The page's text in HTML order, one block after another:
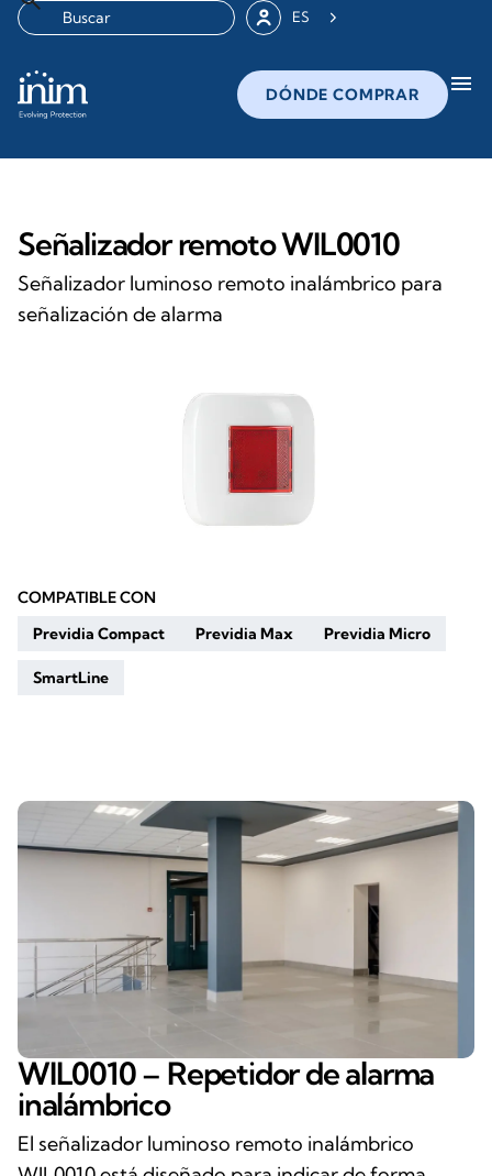
ES
DÓNDE COMPRAR menu
Señalizador remoto WIL0010
Señalizador luminoso remoto inalámbrico para
señalización de alarma
COMPATIBLE CON
Previdia Compact
Previdia Max Previdia Micro
SmartLine
WIL0010 – Repetidor de alarma
inalámbrico
El señalizador luminoso remoto inalámbrico